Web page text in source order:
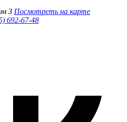
3 Посмотреть на карте
692-67-48‬